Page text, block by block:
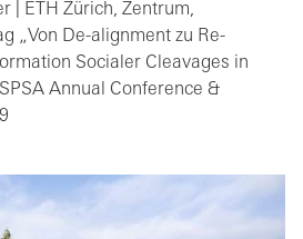
| ETH Zürich, Zentrum,
„Von De-alignment zu Re-
Socialer Cleavages in
Annual Conference &